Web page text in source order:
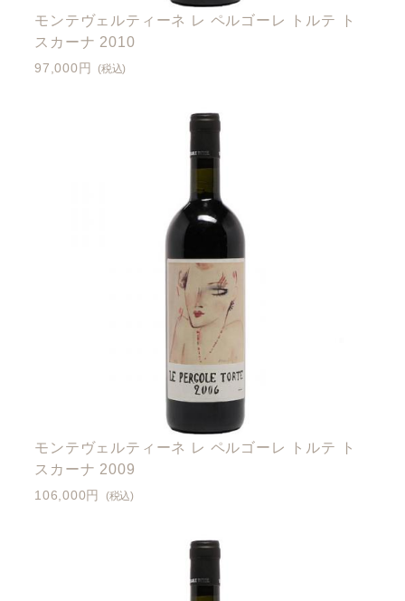
モンテヴェルティーネ レ ペルゴーレ トルテ ト
スカーナ 2010
97,000円 (税込)
モンテヴェルティーネ レ ペルゴーレ トルテ ト
スカーナ 2009
106,000円 (税込)